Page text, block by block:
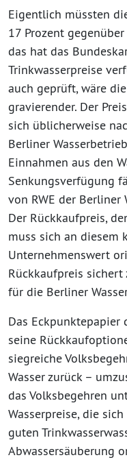
Eigentlich müssten
17 Prozent
das hat das
Trinkwasserpreise
auch geprüft, wäre
gravierender. Der
sich üblicherweise
Berliner
Einnahmen aus den
Senkungsverfügung
von RWE der Berliner
Der Rückkaufpreis,
muss sich an diesem
Unternehmenswert
Rückkaufpreis
für die Berliner
Das Eckpunktepapier
seine
siegreiche
Wasser zurück –
das Volksbegehren
Wasserpreise, die
guten
Abwassersäuberung